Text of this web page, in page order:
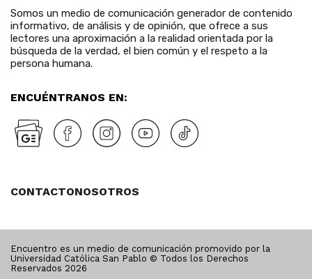
Somos un medio de comunicación generador de contenido
informativo, de análisis y de opinión, que ofrece a sus
lectores una aproximación a la realidad orientada por la
búsqueda de la verdad, el bien común y el respeto a la
persona humana.
ENCUÉNTRANOS EN:
CONTACTONOSOTROS
Encuentro es un medio de comunicación promovido por la
Universidad Católica San Pablo © Todos los Derechos
Reservados 2026